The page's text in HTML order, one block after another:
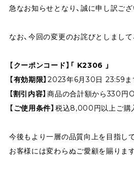
急なお知らせとなり、誠に申し訳ござ
なお、今回の変更のお詫びとしまし
【クーポンコード】「 K2306 」
【有効期限】2023年6月30日 23:59ま
【割引内容】商品の合計額から330円
【ご使用条件】 税込8,000円以上ご購
今後もより一層の品質向上を目指し
お客様には変わらぬご愛顧を賜りま